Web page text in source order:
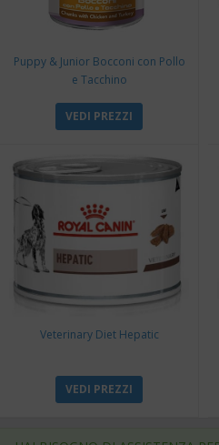
Puppy & Junior Bocconi con Pollo
e Tacchino
VEDI PREZZI
Veterinary Diet Hepatic
VEDI PREZZI